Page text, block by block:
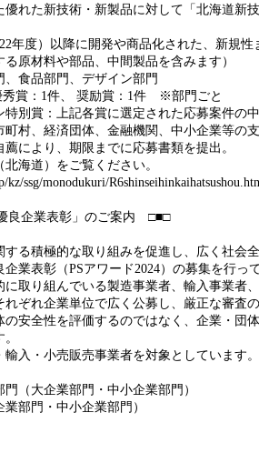
優れた新技術・新製品に対して「北海道新
年度）以降に開発や商品化された、新規性
原材料や部品、中間製品を含みます）
食品部門、デザイン部門
件、 奨励賞：1件 ※部門ごと
記各賞に選定された応募案件の中
村、経済団体、金融機関、中小企業等の
により、期限までに応募書類を提出。
海道）をご覧ください。
ssg/monodukuri/
良企業表彰」のご案内 □■□
る積極的な取り組みを促進し、広く社会
業表彰（PSアワード2024）の募集を行っ
取り組んでいる製造事業者、輸入事業者
ぞれ企業単位で広く公募し、厳正な審査
安全性を評価するのではなく、企業・団
入・小売販売事業者を対象としています。
（大企業部門・中小企業部門）
部門・中小企業部門）